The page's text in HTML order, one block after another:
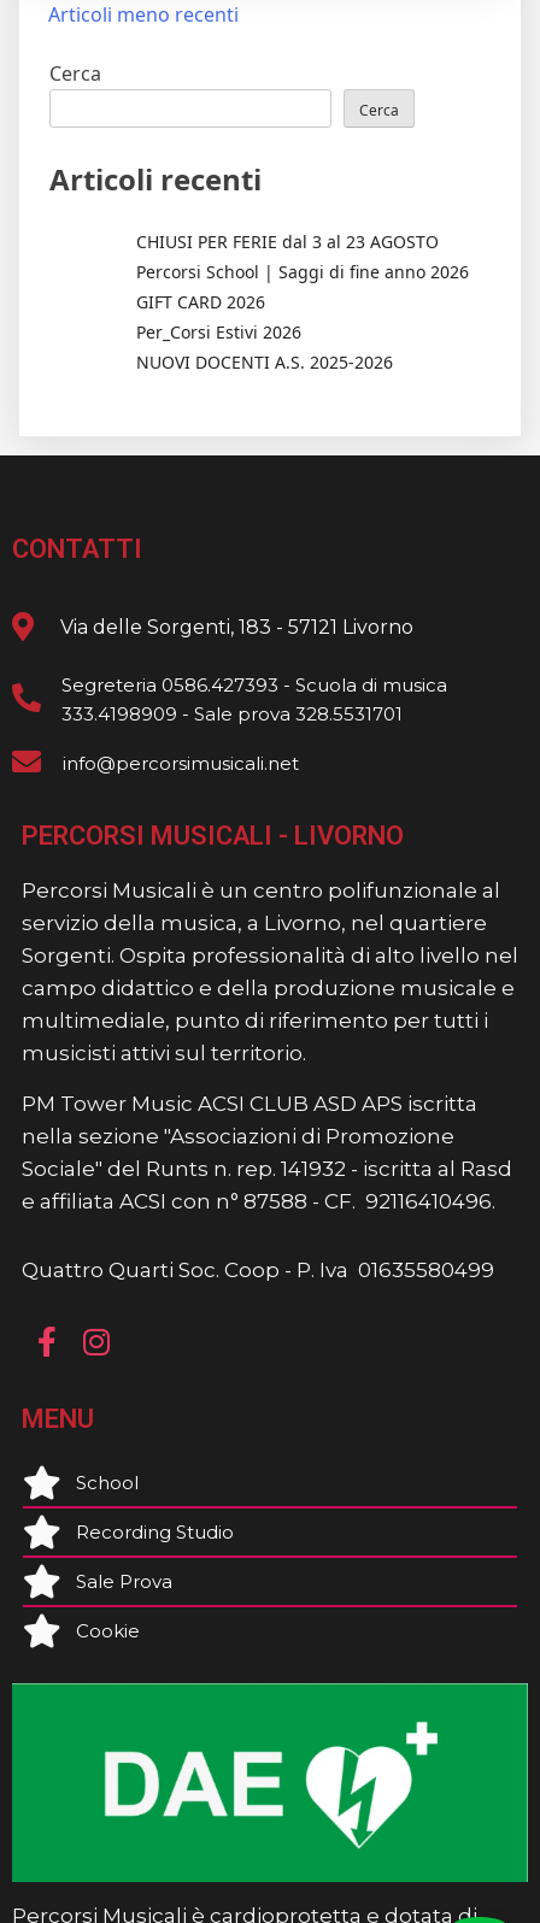
Navigazione
articoli
Articoli meno recenti
Cerca
Cerca
Articoli recenti
CHIUSI PER FERIE dal 3 al 23 AGOSTO
Percorsi School | Saggi di fine anno 2026
GIFT CARD 2026
Per_Corsi Estivi 2026
NUOVI DOCENTI A.S. 2025-2026
CONTATTI
Via delle Sorgenti, 183 - 57121 Livorno
Segreteria 0586.427393 - Scuola di musica
333.4198909 - Sale prova 328.5531701
info@percorsimusicali.net
PERCORSI MUSICALI - LIVORNO
Percorsi Musicali è un centro polifunzionale al
servizio della musica, a Livorno, nel quartiere
Sorgenti. Ospita professionalità di alto livello nel
campo didattico e della produzione musicale e
multimediale, punto di riferimento per tutti i
musicisti attivi sul territorio.
PM Tower Music ACSI CLUB ASD APS iscritta
nella sezione "Associazioni di Promozione
Sociale" del Runts n. rep. 141932 - iscritta al Rasd
e affiliata ACSI con n° 87588 - CF. 92116410496.
Quattro Quarti Soc. Coop - P. Iva 01635580499
MENU
School
Recording Studio
Sale Prova
Cookie
Percorsi Musicali è cardioprotetta e dotata di